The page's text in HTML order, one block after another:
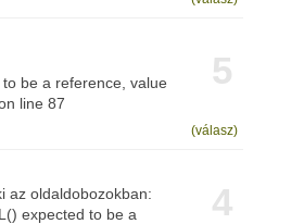
5
be a reference, value
line 87
(válasz)
4
az oldaldobozokban:
expected to be a